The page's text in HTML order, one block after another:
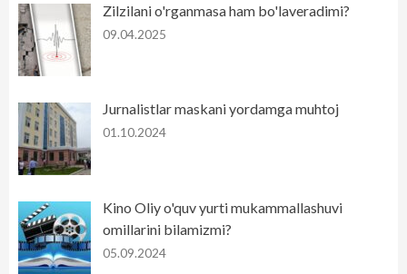
Zilzilani o'rganmasa ham bo'laveradimi?
09.04.2025
Jurnalistlar maskani yordamga muhtoj
01.10.2024
Kino Oliy o'quv yurti mukammallashuvi
omillarini bilamizmi?
05.09.2024